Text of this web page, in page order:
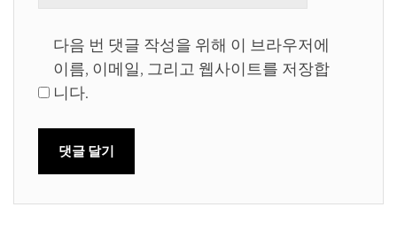
다음 번 댓글 작성을 위해 이 브라우저에
이름, 이메일, 그리고 웹사이트를 저장합
니다.